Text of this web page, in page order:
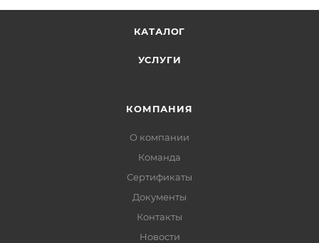
КАТАЛОГ
УСЛУГИ
КОМПАНИЯ
О компании
Команда
Сертификаты
Документы
Контакты
Новости